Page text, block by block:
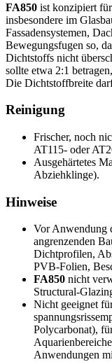
FA850 ist konzipiert
insbesondere im
Fassadensystemen,
Bewegungsfugen so,
Dichtstoffs nicht
sollte etwa 2:1
Die Dichtstoffbreite
Reinigung
Frischer, noch
AT115‑ oder
Ausgehärtetes
Abziehklinge).
Hinweise
Vor Anwendung
angrenzenden
Dichtprofilen,
PVB‑Folien,
FA850 nicht
Nicht geeignet
Polycarbonat),
Anwendungen